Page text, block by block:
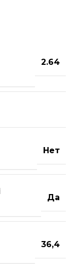
2.64
Нет
Да
36,4